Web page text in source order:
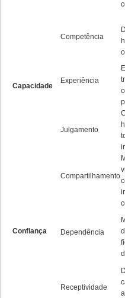
Capacidade
Competência
Experiência
Julgamento
Confiança
Compartilhamento
Dependência
Receptividade